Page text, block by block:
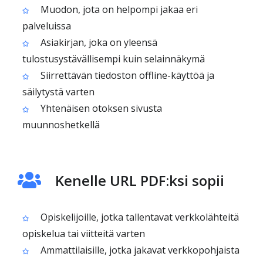
Muodon, jota on helpompi jakaa eri
palveluissa
Asiakirjan, joka on yleensä
tulostusystävällisempi kuin selainnäkymä
Siirrettävän tiedoston offline-käyttöä ja
säilytystä varten
Yhtenäisen otoksen sivusta
muunnoshetkellä
Kenelle URL PDF:ksi sopii
Opiskelijoille, jotka tallentavat verkkolähteitä
opiskelua tai viitteitä varten
Ammattilaisille, jotka jakavat verkkopohjaista